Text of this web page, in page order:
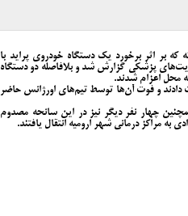
که بر اثر برخورد یک دستگاه خودروی پراید با
روز جمعه، ۳۰ خرداد به مرکز فوریت‌های پزشکی گزارش شد و بلافاصله دو دستگاه
دادند و فوت آن‌ها توسط تیم‌های اورژانس حاضر
چهار نفر دیگر نیز در این سانحه مصدوم
مراکز درمانی شهر ارومیه انتقال یافتند.